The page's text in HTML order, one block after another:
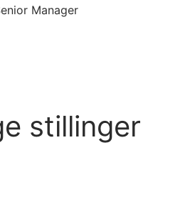
Manager
stillinger